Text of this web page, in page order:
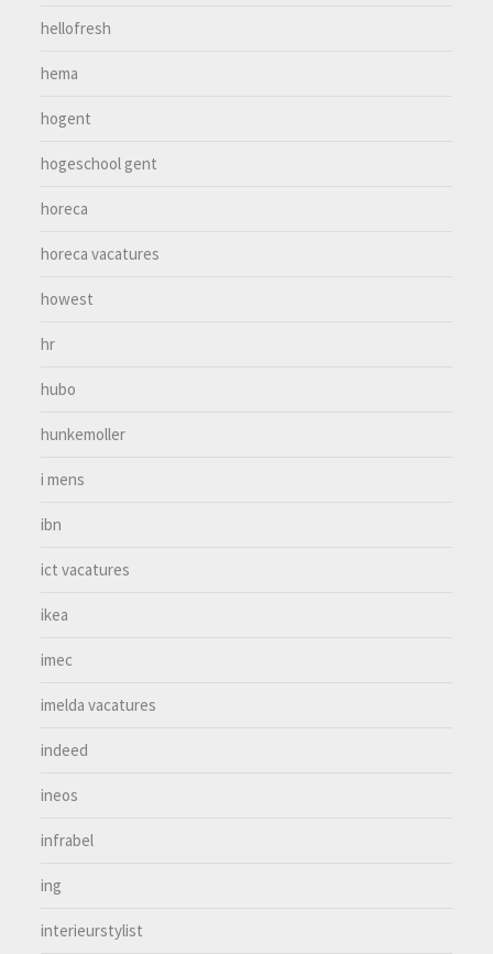
hellofresh
hema
hogent
hogeschool gent
horeca
horeca vacatures
howest
hr
hubo
hunkemoller
i mens
ibn
ict vacatures
ikea
imec
imelda vacatures
indeed
ineos
infrabel
ing
interieurstylist